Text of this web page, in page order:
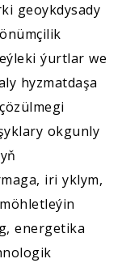
geoykdysady
ýurtlar we
hyzmatdaşa
okgunly
iri yklym,
energetika